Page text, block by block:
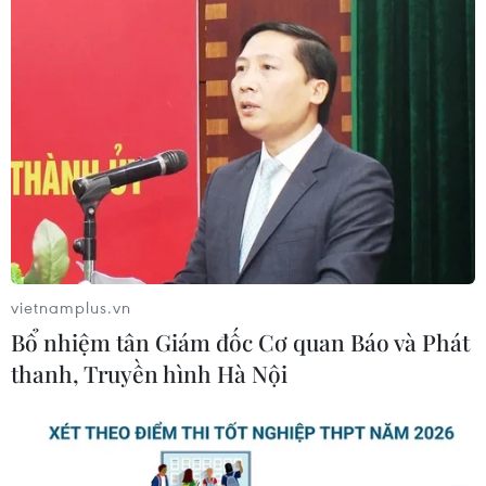
Theo dõi VietnamPlus
TIN CÙNG CHUYÊN MỤC
Trung Quốc đẩy mạnh tài chính số,
thuật số
vietnamplus.vn
Bổ nhiệm tân Giám đốc Cơ quan Báo và Phát
thanh, Truyền hình Hà Nội